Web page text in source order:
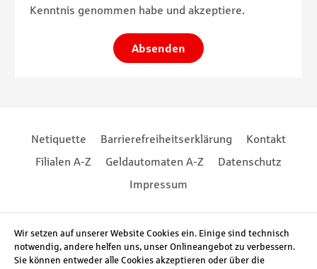
Kenntnis genommen habe und akzeptiere.
Absenden
Footernavigation
Netiquette Barrierefreiheitserklärung
Kontakt
Filialen A-Z
Geldautomaten A-Z
Datenschutz
Impressum
Social Media
Wir setzen auf unserer Website Cookies ein. Einige sind technisch
notwendig, andere helfen uns, unser Onlineangebot zu verbessern.
Sie können entweder alle Cookies akzeptieren oder über die